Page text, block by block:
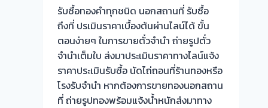
ถึง
โรง
จำนำ
จ่าย
สด
ทันที
ไม่
รับซื้อทองคำทุกชนิด นอกสถานที่ รับซื้อ
ถึงที่ ปรเมินราคาเบื้องต้นผ่านไลน์ได้ ขั้น
ตอนง่ายๆ ในการขายตั๋วจำนำ ถ่ายรูปตั๋ว
จำนำเต็มใบ ส่งมาประเมินราคาทางไลน์แจ้ง
ราคาประเมินรับซื้อ นัดไถ่ถอนที่ร้านทองหรือ
โรงรับจำนำ หากต้องการขายทองนอกสถาน
ที่ ถ่ายรูปทองพร้อมแจ้งน้ำหนักส่งมาทาง